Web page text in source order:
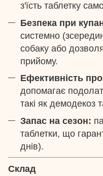
з'їсть таблетку
Безпека при
системно
собаку або
прийому.
Ефективність
допомагає
такі як демодекоз
Запас на сезон:
таблетки, що
днів).
Склад